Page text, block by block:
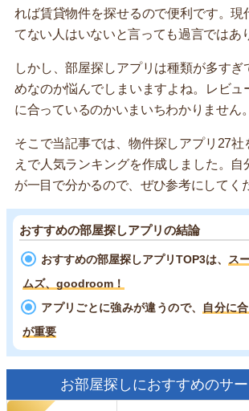
れば賃貸物件を探せるので便利です。現
てない人はいないと言っても過言ではあ
しかし、部屋探しアプリは種類が多すぎ
めなのか悩んでしまいますよね。レビュ
に合っているのかいまいちわかりません。
そこで当記事では、物件探しアプリ27社
えで人気ランキングを作成しました。自
が一目で分かるので、ぜひ参考にしてく
おすすめの部屋探しアプリの結論
おすすめの部屋探しアプリTOP3は、
ス
ムズ、goodroom！
アプリごとに強みが違うので、
自分に
が重要
お部屋探しにおすすめのサ